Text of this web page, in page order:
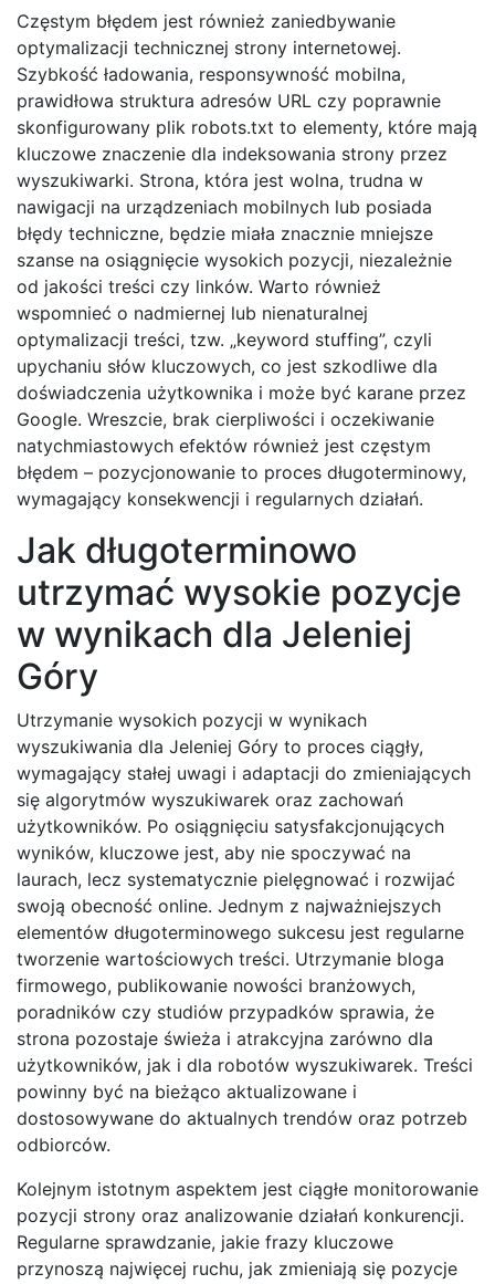
Częstym błędem jest również zaniedbywanie
optymalizacji technicznej strony internetowej.
Szybkość ładowania, responsywność mobilna,
prawidłowa struktura adresów URL czy poprawnie
skonfigurowany plik robots.txt to elementy, które mają
kluczowe znaczenie dla indeksowania strony przez
wyszukiwarki. Strona, która jest wolna, trudna w
nawigacji na urządzeniach mobilnych lub posiada
błędy techniczne, będzie miała znacznie mniejsze
szanse na osiągnięcie wysokich pozycji, niezależnie
od jakości treści czy linków. Warto również
wspomnieć o nadmiernej lub nienaturalnej
optymalizacji treści, tzw. „keyword stuffing”, czyli
upychaniu słów kluczowych, co jest szkodliwe dla
doświadczenia użytkownika i może być karane przez
Google. Wreszcie, brak cierpliwości i oczekiwanie
natychmiastowych efektów również jest częstym
błędem – pozycjonowanie to proces długoterminowy,
wymagający konsekwencji i regularnych działań.
Jak długoterminowo
utrzymać wysokie pozycje
w wynikach dla Jeleniej
Góry
Utrzymanie wysokich pozycji w wynikach
wyszukiwania dla Jeleniej Góry to proces ciągły,
wymagający stałej uwagi i adaptacji do zmieniających
się algorytmów wyszukiwarek oraz zachowań
użytkowników. Po osiągnięciu satysfakcjonujących
wyników, kluczowe jest, aby nie spoczywać na
laurach, lecz systematycznie pielęgnować i rozwijać
swoją obecność online. Jednym z najważniejszych
elementów długoterminowego sukcesu jest regularne
tworzenie wartościowych treści. Utrzymanie bloga
firmowego, publikowanie nowości branżowych,
poradników czy studiów przypadków sprawia, że
strona pozostaje świeża i atrakcyjna zarówno dla
użytkowników, jak i dla robotów wyszukiwarek. Treści
powinny być na bieżąco aktualizowane i
dostosowywane do aktualnych trendów oraz potrzeb
odbiorców.
Kolejnym istotnym aspektem jest ciągłe monitorowanie
pozycji strony oraz analizowanie działań konkurencji.
Regularne sprawdzanie, jakie frazy kluczowe
przynoszą najwięcej ruchu, jak zmieniają się pozycje